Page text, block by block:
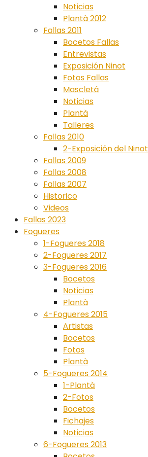
Noticias
Plantà 2012
Fallas 2011
Bocetos Fallas
Entrevistas
Exposición Ninot
Fotos Fallas
Mascletá
Noticias
Plantà
Talleres
Fallas 2010
2-Exposición del Ninot
Fallas 2009
Fallas 2008
Fallas 2007
Historico
Videos
Fallas 2023
Fogueres
1-Fogueres 2018
2-Fogueres 2017
3-Fogueres 2016
Bocetos
Noticias
Plantà
4-Fogueres 2015
Artistas
Bocetos
Fotos
Plantà
5-Fogueres 2014
1-Plantà
2-Fotos
Bocetos
Fichajes
Noticias
6-Fogueres 2013